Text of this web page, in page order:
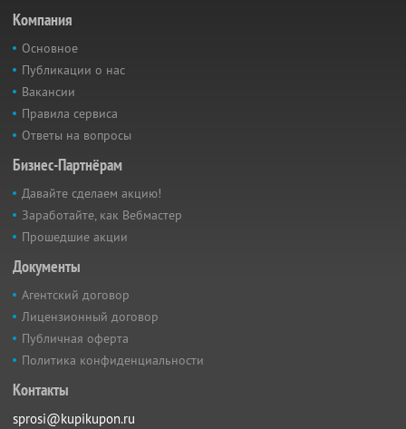
Компания
Основное
Публикации о нас
Вакансии
Правила сервиса
Ответы на вопросы
Бизнес-Партнёрам
Давайте сделаем акцию!
Заработайте, как Вебмастер
Прошедшие акции
Документы
Агентский договор
Лицензионный договор
Публичная оферта
Политика конфиденциальности
Контакты
sprosi@kupikupon.ru